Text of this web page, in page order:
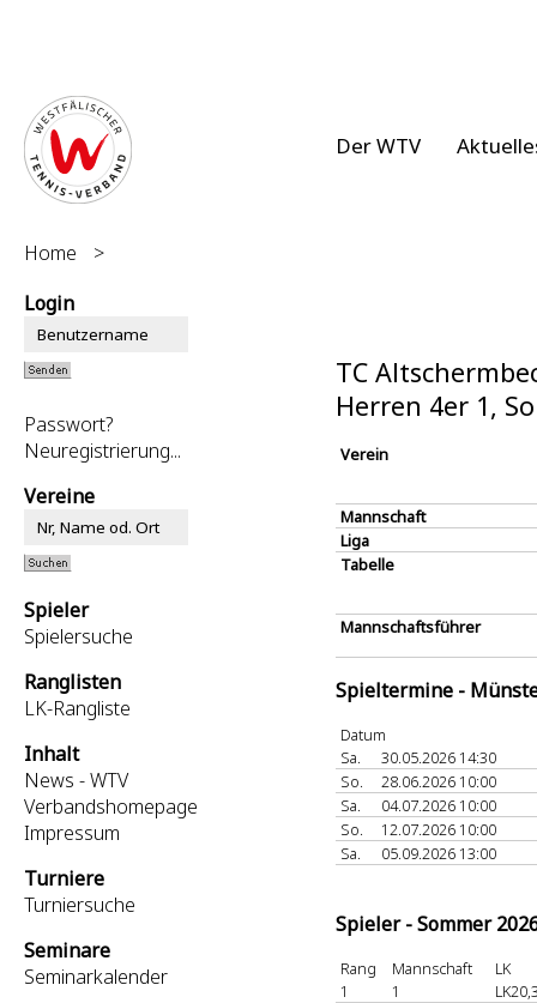
Der WTV
Home
>
Login
Passwort?
Neuregistrierung...
Vereine
Spieler
Spielersuche
Ranglisten
LK-Rangliste
Inhalt
News - WTV
Verbandshomepage
Impressum
Turniere
Turniersuche
Seminare
Seminarkalender
TC
Herren 4er 1,
Verein
Mannschaft
Liga
Tabelle
Mannschaftsführer
Spieltermine -
Datum
Sa.
30.05.2026 14:30
So.
28.06.2026 10:00
Sa.
04.07.2026 10:00
So.
12.07.2026 10:00
Sa.
05.09.2026 13:00
Spieler - Sommer
Rang Mannschaft
LK
1
1